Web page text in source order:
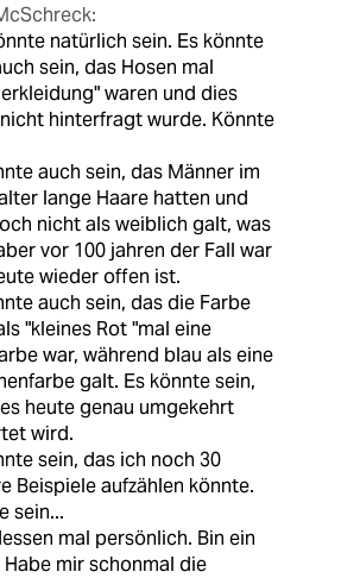
natürlich sein. Es könnte
sein, das Hosen mal
waren und dies
hinterfragt wurde. Könnte
auch sein, das Männer im
lange Haare hatten und
nicht als weiblich galt, was
vor 100 jahren der Fall war
wieder offen ist.
auch sein, das die Farbe
"kleines Rot "mal eine
war, während blau als eine
galt. Es könnte sein,
heute genau umgekehrt
wird.
sein, das ich noch 30
Beispiele aufzählen könnte.
sein...
mal persönlich. Bin ein
Habe mir schonmal die